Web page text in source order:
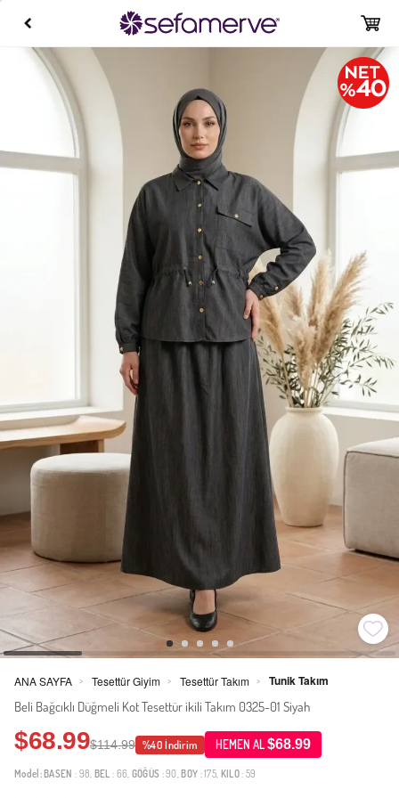
ANA SAYFA > Tesettür Giyim > Tesettür Takım > Tunik Takım
Beli Bağcıklı Düğmeli Kot Tesettür ikili Takım 0325-01 Siyah
$68.99$114.99 %40 İndirim HEMEN AL$68.99
Model: BASEN : 98, BEL : 66, GÖĞÜS : 90, BOY : 175, KILO: 59